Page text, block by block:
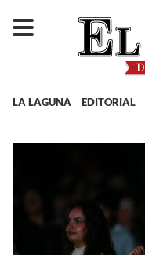
LA LAGUNA EDITORIAL